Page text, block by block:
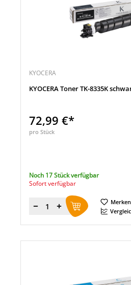
KYOCERA
KYOCERA Toner TK-8335K
72,99 €*
pro Stück
Noch 17 Stück verfügbar
Sofort verfügbar
Menge
Merken